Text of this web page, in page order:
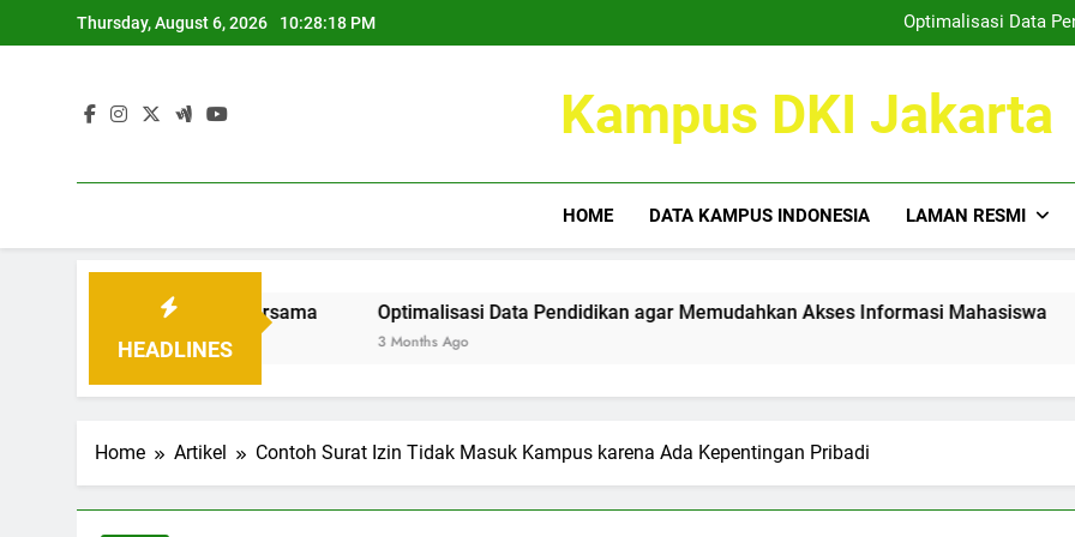
to
Thursday, August 6, 2026 10:28:19 PM
Optimalisasi Data
Taktik Cemerlang
Optimalisasi Data
Taktik Cemerlang
Kampus DKI Jakarta
HOME DATA KAMPUS INDONESIA LAMAN RESMI
HEADLINES
Baru Bersama Optimalisasi Data Pendidikan agar Memudahkan Akses Informasi Mahasiswa Taktik
Home Artikel Contoh Surat Izin Tidak Masuk Kampus karena Ada Kepentingan Pribadi